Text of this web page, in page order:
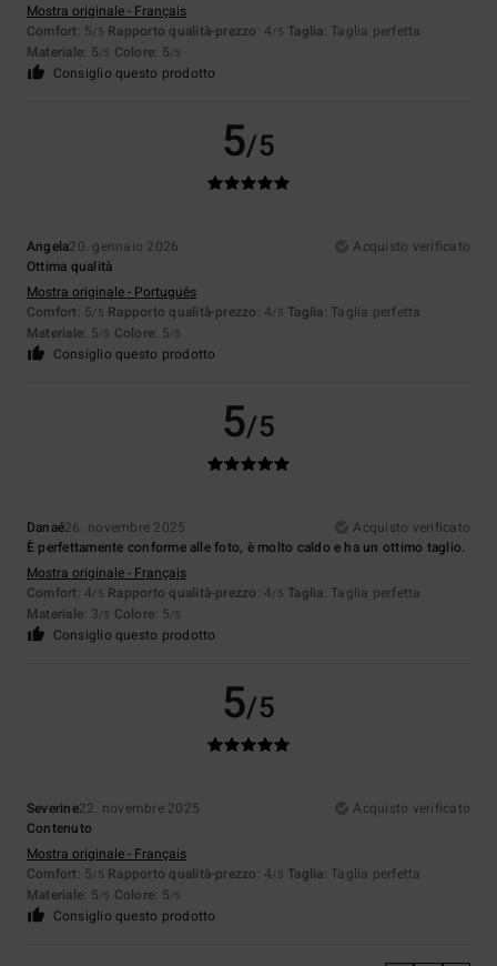
Mostra originale - Français
Comfort: 5/5 Rapporto qualità-prezzo: 4/5 Taglia: Taglia perfetta
Materiale: 5/5 Colore: 5/5
Consiglio questo prodotto
5/5
Angela20. gennaio 2026
Acquisto verificato
Ottima qualità
Mostra originale - Português
Comfort: 5/5 Rapporto qualità-prezzo: 4/5 Taglia: Taglia perfetta
Materiale: 5/5 Colore: 5/5
Consiglio questo prodotto
5/5
Danaé26. novembre 2025
Acquisto verificato
È perfettamente conforme alle foto, è molto caldo e ha un ottimo taglio.
Mostra originale - Français
Comfort: 4/5 Rapporto qualità-prezzo: 4/5 Taglia: Taglia perfetta
Materiale: 3/5 Colore: 5/5
Consiglio questo prodotto
5/5
Severine22. novembre 2025
Acquisto verificato
Contenuto
Mostra originale - Français
Comfort: 5/5 Rapporto qualità-prezzo: 4/5 Taglia: Taglia perfetta
Materiale: 5/5 Colore: 5/5
Consiglio questo prodotto